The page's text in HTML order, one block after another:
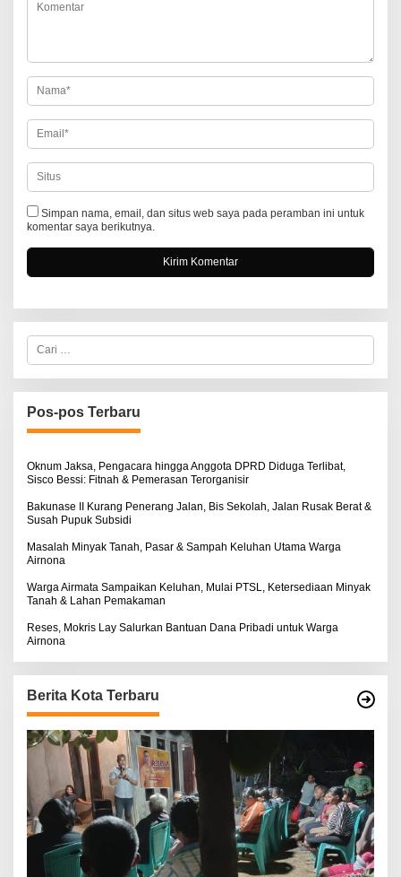
p
s
Simpan nama, email, dan situs web saya pada peramban ini untuk
komentar saya berikutnya.
C
r
i
u
n
u
:
Pos-pos Terbaru
Oknum Jaksa, Pengacara hingga Anggota DPRD Diduga Terlibat,
Sisco Bessi: Fitnah & Pemerasan Terorganisir
Bakunase II Kurang Penerang Jalan, Bis Sekolah, Jalan Rusak Berat &
Susah Pupuk Subsidi
Masalah Minyak Tanah, Pasar & Sampah Keluhan Utama Warga
Airnona
Warga Airmata Sampaikan Keluhan, Mulai PTSL, Ketersediaan Minyak
Tanah & Lahan Pemakaman
Reses, Mokris Lay Salurkan Bantuan Dana Pribadi untuk Warga
Airnona
Berita Kota Terbaru